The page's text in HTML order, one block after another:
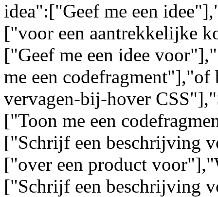
idea":["Geef me een
["voor een aantrekkelijke
["Geef me een idee
me een
vervagen-bij-hover
["Toon me een
["Schrijf een beschrijving
["over een product
["Schrijf een beschrijving